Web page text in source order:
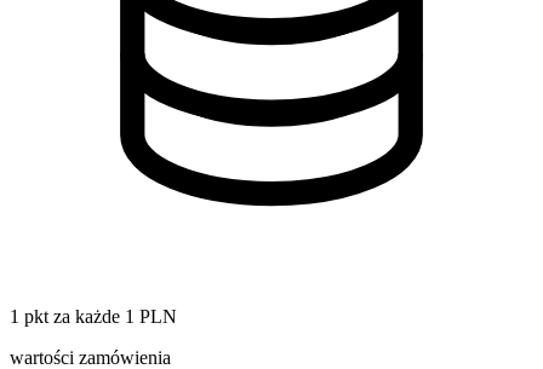
1 pkt za każde 1 PLN
wartości zamówienia